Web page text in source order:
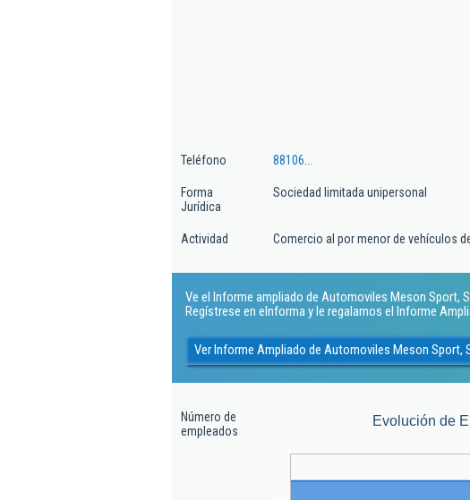
Teléfono 88106...
Forma
Jurídica
Sociedad limitada unipersonal
Actividad Comercio al por menor de vehículos
Ve el Informe ampliado de Automoviles Meson Sport,
Regístrese en eInforma y le regalamos el Informe
Ver Informe Ampliado de Automoviles Meson Sport,
Número de
empleados
Evolución de